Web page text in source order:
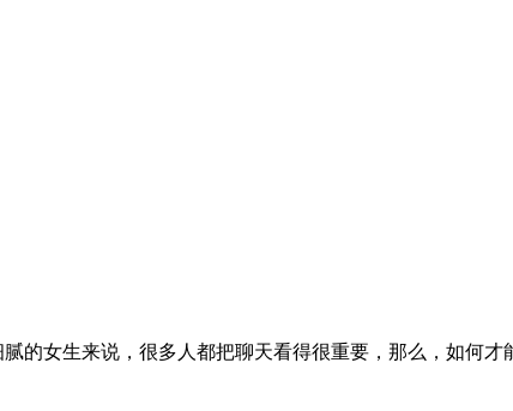
的女生来说，很多人都把聊天看得很重要，那么，如何